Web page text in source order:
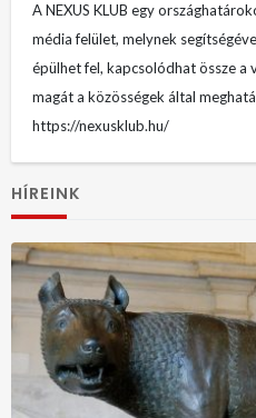
A NEXUS KLUB egy
média felület, melynek
épülhet fel, kapcsolódhat össze a
magát a közösségek által
https://nexusklub.hu/
HÍREINK